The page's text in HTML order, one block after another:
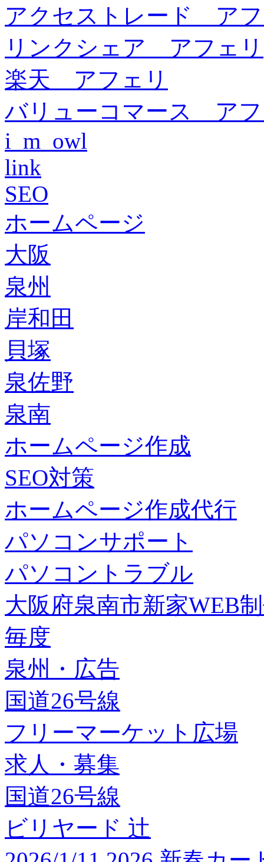
アクセストレード ア
リンクシェア アフェリ
楽天 アフェリ
バリューコマース ア
i_m_owl
link
SEO
ホームページ
大阪
泉州
岸和田
貝塚
泉佐野
泉南
ホームページ作成
SEO対策
ホームページ作成代行
パソコンサポート
パソコントラブル
大阪府泉南市新家WEB
毎度
泉州・広告
国道26号線
フリーマーケット広場
求人・募集
国道26号線
ビリヤード 辻